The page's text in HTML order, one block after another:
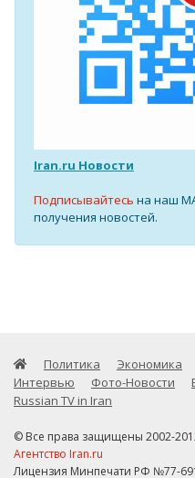
Iran.ru Новости
Подписывайтесь на наш
получения новостей.
Политика Экономика
Интервью
Фото-Новости
Russian TV in Iran
© Все права защищены 2002-
Агентство Iran.ru
Лицензия Минпечати РФ №77-